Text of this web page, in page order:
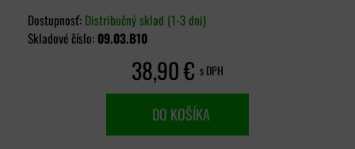
Dostupnosť: Distribučný sklad (1-3 dni)
Skladové číslo: 09.03.B10
38,90 € s DPH
DO KOŠÍKA